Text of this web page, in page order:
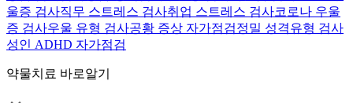
울증 검사직무 스트레스 검사취업 스트레스 검사코로나 우울
증 검사우울 유형 검사공황 증상 자가점검정밀 성격유형 검사
성인 ADHD 자가점검
약물치료 바로알기